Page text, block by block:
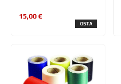
15,00 €
OSTA